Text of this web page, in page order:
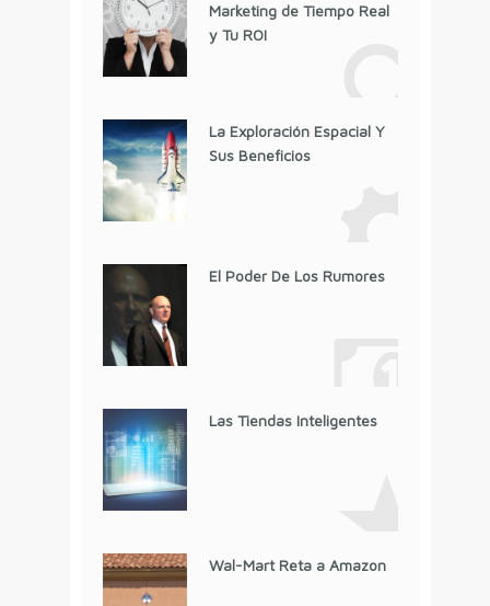
Marketing de Tiempo Real
y Tu ROI
La Exploración Espacial Y
Sus Beneficios
El Poder De Los Rumores
Las Tiendas Inteligentes
Wal-Mart Reta a Amazon